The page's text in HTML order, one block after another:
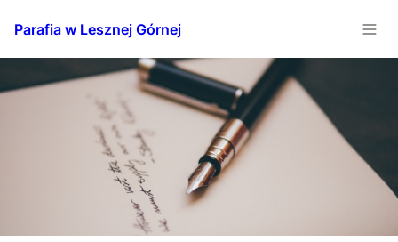
Parafia w Lesznej Górnej